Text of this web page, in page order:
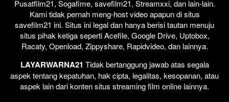
Pusatfilm21, Sogafime, savefilm21, Streamxxi, dan lain-lain.
Kami tidak pernah meng-host video apapun di situs
savefilm21 ini. Situs ini legal dan hanya berisi tautan menuju
situs pihak ketiga seperti Acefile, Google Drive, Uptobox,
Racaty, Openload, Zippyshare, Rapidvideo, dan lainnya.
LAYARWARNA21 Tidak bertanggung jawab atas segala
aspek tentang kepatuhan, hak cipta, legalitas, kesopanan, atau
aspek lain dari konten situs streaming film online lainnya.